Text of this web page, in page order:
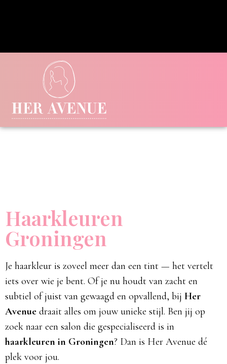
Haarkleuren
Groningen
Je haarkleur is zoveel meer dan een tint — het vertelt
iets over wie je bent. Of je nu houdt van zacht en
subtiel of juist van gewaagd en opvallend, bij Her
Avenue draait alles om jouw unieke stijl. Ben jij op
zoek naar een salon die gespecialiseerd is in
haarkleuren in Groningen? Dan is Her Avenue dé
plek voor jou.